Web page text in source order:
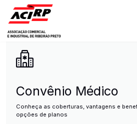
Pular para o conteúdo principal
ACIRP -
Convênio Médico
Conheça as coberturas, vantagens e
opções de planos